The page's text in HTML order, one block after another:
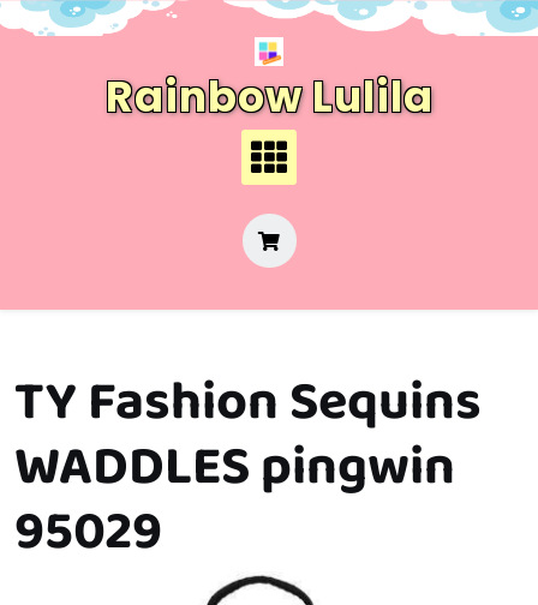
Skip
Rainbow Lulila
TY Fashion Sequins
WADDLES pingwin
95029